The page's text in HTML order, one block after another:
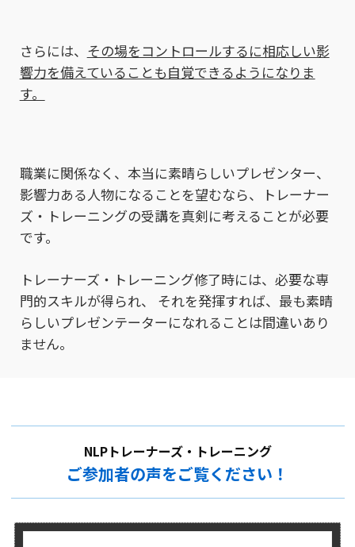
さらには、 その場をコントロールするに相応しい影
響力を備えていることも自覚できるようになりま
す。
職業に関係なく、本当に素晴らしいプレゼンター、
影響力ある人物になることを望むなら、
トレーナー
ズ・トレーニングの受講を真剣に考えることが必要
です。
トレーナーズ・トレーニング修了時には、必要な専
門的スキルが得られ、
それを発揮すれば、最も素晴
らしいプレゼンテーターになれることは間違いあり
ません。
NLPトレーナーズ・トレーニング
ご参加者の声をご覧ください！